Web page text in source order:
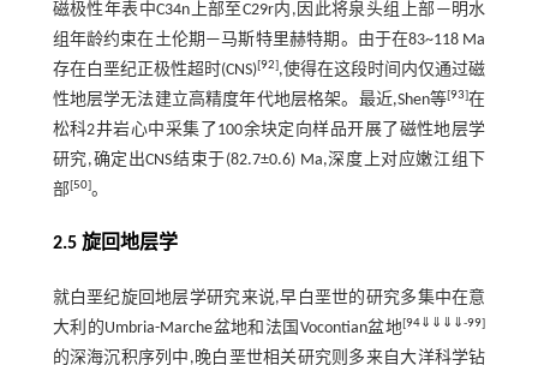
磁极性年表中C34n上部至C29r内,因此将泉头组上部—明水
组年龄约束在土伦期—马斯特里赫特期。由于在83~118 Ma
存在白垩纪正极性超时(CNS)[92],使得在这段时间内仅通过磁
性地层学无法建立高精度年代地层格架。最近,Shen等[93]在
松科2井岩心中采集了100余块定向样品开展了磁性地层学
研究,确定出CNS结束于(82.7±0.6) Ma,深度上对应嫩江组下
部[50]。
2.5 旋回地层学
就白垩纪旋回地层学研究来说,早白垩世的研究多集中在意
大利的Umbria-Marche盆地和法国Vocontian盆地[94⇓ ⇓ ⇓ ⇓-99]
的深海沉积序列中,晚白垩世相关研究则多来自大洋科学钻